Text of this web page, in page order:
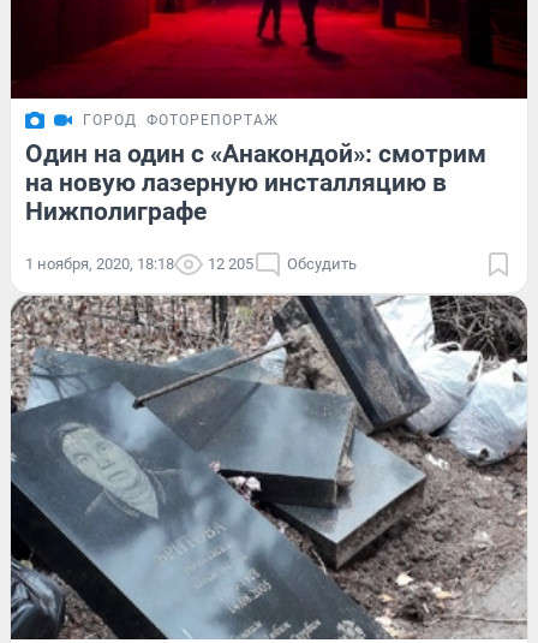
ГОРОД ФОТОРЕПОРТАЖ
Один на один с «Анакондой»: смотрим
на новую лазерную инсталляцию в
Нижполиграфе
1 ноября, 2020, 18:18 12 205 Обсудить